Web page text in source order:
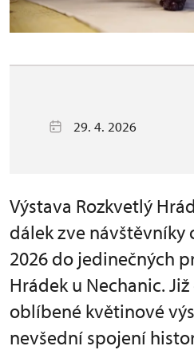
29. 4. 2026
Výstava Rozkvetlý
dálek zve návštěvníky
2026 do jedinečných
Hrádek u Nechanic.
oblíbené květinové
nevšední spojení